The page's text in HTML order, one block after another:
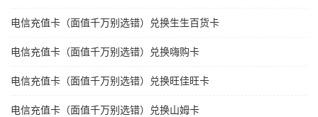
电信充值卡（面值千万别选错）兑换生生百货卡
电信充值卡（面值千万别选错）兑换嗨购卡
电信充值卡（面值千万别选错）兑换旺佳旺卡
电信充值卡（面值千万别选错）兑换山姆卡